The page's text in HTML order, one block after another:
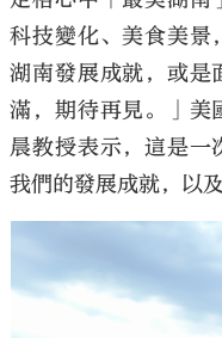
科技變化、美食美景
湖南發展成就，或是
滿，期待再見。」美
晨教授表示，這是一
我們的發展成就，以